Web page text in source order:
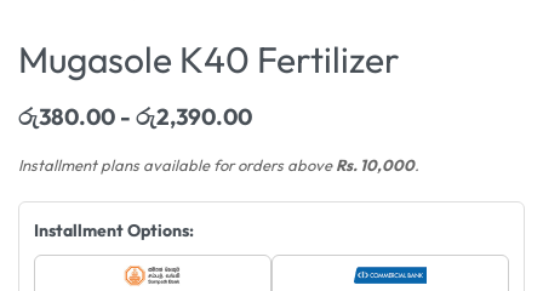
Mugasole K40 Fertilizer
රු380.00 රු2,390.00
Installment plans available for orders aboveRs. 10,000.
Installment Options: